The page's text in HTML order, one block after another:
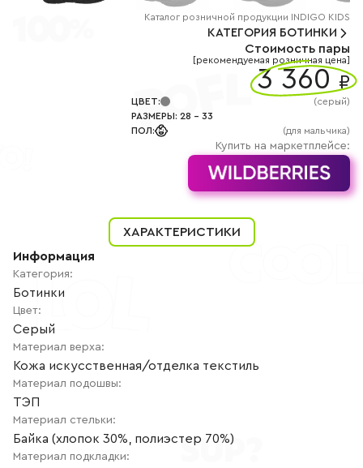
+7
АВТОРИЗАЦИЯ
РЕГИСТРАЦИЯ
Каталог розничной продукции INDIGO KIDS
КАТЕГОРИЯ БОТИНКИ
Стоимость пары
[рекомендуемая розничная цена]
3 360 ₽
ЦВЕТ: (серый)
РАЗМЕРЫ: 28 - 33
ПОЛ: (для мальчика)
Купить на маркетплейсе:
ХАРАКТЕРИСТИКИ
Информация
Категория:
Ботинки
Цвет:
Серый
Материал верха:
Кожа искусственная/отделка текстиль
Материал подошвы:
ТЭП
Материал стельки:
Байка (хлопок 30%, полиэстер 70%)
Материал подкладки: